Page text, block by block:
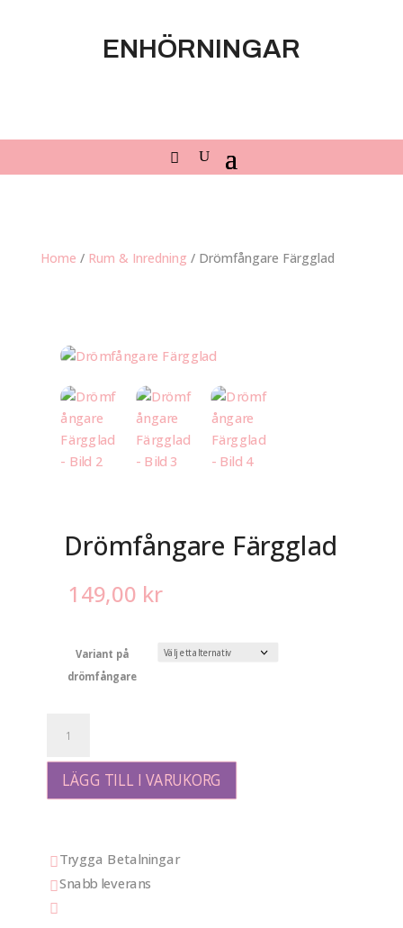
ENHÖRNINGAR
Home / Rum & Inredning / Drömfångare Färgglad
Drömfångare Färgglad
149,00 kr
Variant på
drömfångare
Färgglad
mängd
LÄGG TILL I VARUKORG
Trygga Betalningar
Snabb leverans
